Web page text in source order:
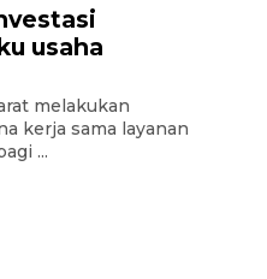
usaha
melakukan
kerja sama layanan
...